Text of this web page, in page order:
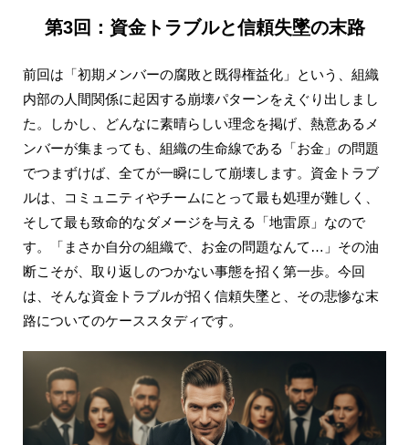
第3回：資金トラブルと信頼失墜の末路
前回は「初期メンバーの腐敗と既得権益化」という、組織
内部の人間関係に起因する崩壊パターンをえぐり出しまし
た。しかし、どんなに素晴らしい理念を掲げ、熱意あるメ
ンバーが集まっても、組織の生命線である「お金」の問題
でつまずけば、全てが一瞬にして崩壊します。資金トラブ
ルは、コミュニティやチームにとって最も処理が難しく、
そして最も致命的なダメージを与える「地雷原」なので
す。「まさか自分の組織で、お金の問題なんて…」その油
断こそが、取り返しのつかない事態を招く第一歩。今回
は、そんな資金トラブルが招く信頼失墜と、その悲惨な末
路についてのケーススタディです。